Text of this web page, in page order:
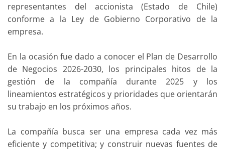
representantes del accionista (Estado de Chile)
conforme a la Ley de Gobierno Corporativo de la
empresa.
En la ocasión fue dado a conocer el Plan de Desarrollo
de Negocios 2026-2030, los principales hitos de la
gestión de la compañía durante 2025 y los
lineamientos estratégicos y prioridades que orientarán
su trabajo en los próximos años.
La compañía busca ser una empresa cada vez más
eficiente y competitiva; y construir nuevas fuentes de